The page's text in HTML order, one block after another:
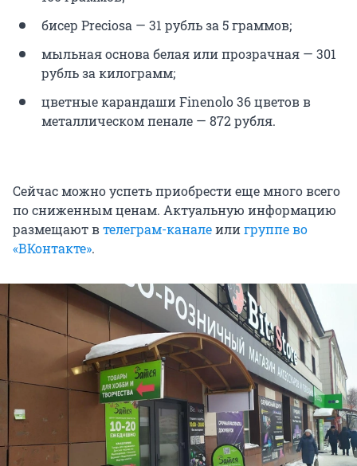
бисер Preciosa — 31 рубль за 5 граммов;
мыльная основа белая или прозрачная — 301
рубль за килограмм;
цветные карандаши Finenolo 36 цветов в
металлическом пенале — 872 рубля.
Сейчас можно успеть приобрести еще много всего
по сниженным ценам. Актуальную информацию
размещают втелеграм-каналеилигруппе во
«ВКонтакте».